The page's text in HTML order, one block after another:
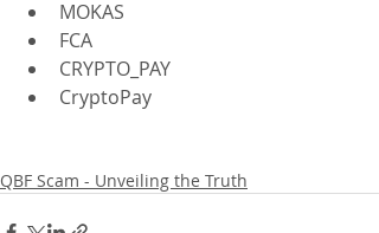
MOKAS
FCA
CRYPTO_PAY
CryptoPay
QBF Scam - Unveiling the Truth